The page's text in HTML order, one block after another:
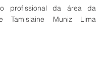
profissional da área da
Tamislaine Muniz Lima